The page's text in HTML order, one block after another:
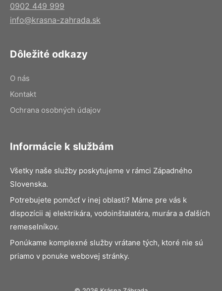
0902 449 999
info@krasna-zahrada.sk
Dôležité odkazy
O nás
Kontakt
Ochrana osobných údajov
Informácie k službám
Všetky naše služby poskytujeme v rámci Západného
Slovenska.
Potrebujete pomôcť v inej oblasti? Máme pre vás k
dispozícii aj elektrikára, vodoinštalatéra, murára a ďalších
remeselníkov.
Ponúkame komplexné služby vrátane tých, ktoré nie sú
priamo v ponuke webovej stránky.